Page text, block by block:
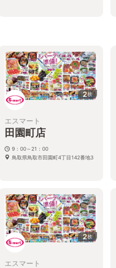
2枚
エスマート
田園町店
9：00～21：00
鳥取県鳥取市田園町4丁目142番地3
2枚
エスマート